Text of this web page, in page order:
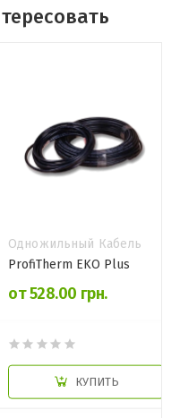
Одножильный Кабель
ProfiTherm EKO Plus
от 528.00 грн.
КУПИТЬ